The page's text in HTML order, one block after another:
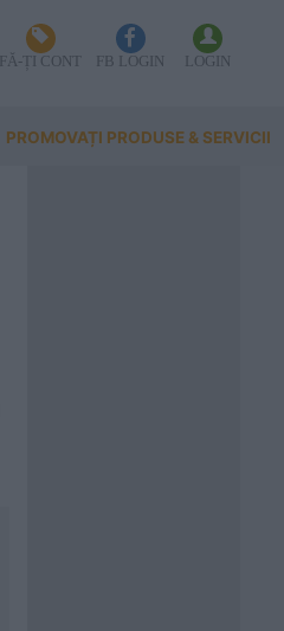
FĂ-ȚI CONT FB LOGIN LOGIN
PROMOVAȚI PRODUSE & SERVICII